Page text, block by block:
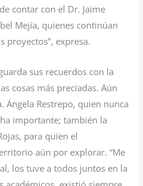
contar con el Dr. Jaime
Mejía, quienes continúan
proyectos”, expresa.
sus recuerdos con la
cosas más preciadas. Aún
Ángela Restrepo, quien nunca
importante; también la
para quien el
aún por explorar. “Me
los tuve a todos juntos en la